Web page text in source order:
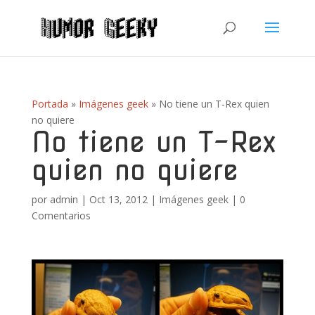
Portada » Imágenes geek» No tiene un T-Rex quien
no quiere
No tiene un T-Rex
quien no quiere
por admin | Oct 13, 2012| Imágenes geek| 0
Comentarios